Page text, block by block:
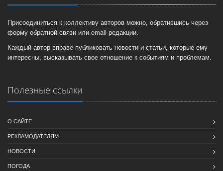
Присоединиться к коллективу авторов можно, обратившись через
форму обратной связи или email редакции.
Каждый автор вправе публиковать новости и статьи, которые ему
интересны, высказывать свое отношение к событиям и проблемам.
Полезные ссылки
О САЙТЕ
РЕКЛАМОДАТЕЛЯМ
НОВОСТИ
ПОГОДА